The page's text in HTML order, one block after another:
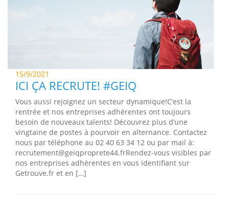
15/9/2021
ICI ÇA RECRUTE! #GEIQ
Vous aussi rejoignez un secteur dynamique!C’est la
rentrée et nos entreprises adhérentes ont toujours
besoin de nouveaux talents! Découvrez plus d’une
vingtaine de postes à pourvoir en alternance. Contactez
nous par téléphone au 02 40 63 34 12 ou par mail à:
recrutement@geiqproprete44.frRendez-vous visibles par
nos entreprises adhérentes en vous identifiant sur
Getrouve.fr et en […]